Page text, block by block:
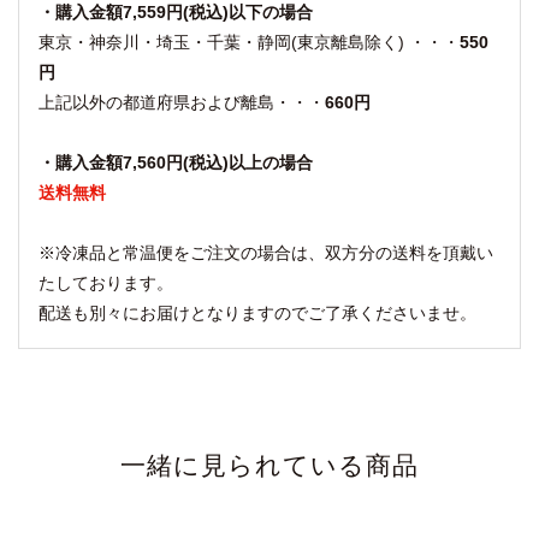
・購入金額7,559円(税込)以下の場合
東京・神奈川・埼玉・千葉・静岡(東京離島除く) ・・・ 550
円
上記以外の都道府県および離島・・・ 660円
・購入金額7,560円(税込)以上の場合
送料無料
※冷凍品と常温便をご注文の場合は、双方分の送料を頂戴い
たしております。
配送も別々にお届けとなりますのでご了承くださいませ。
一緒に見られている商品